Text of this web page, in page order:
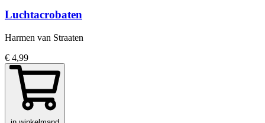
Luchtacrobaten
Harmen van Straaten
€ 4,99